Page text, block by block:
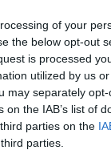
of your
the below opt-out
is processed
utilized by us
may separately
the IAB’s list of
parties on the
parties.
del
fino
la
L'ad
In